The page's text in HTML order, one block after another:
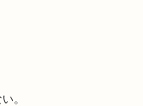
。